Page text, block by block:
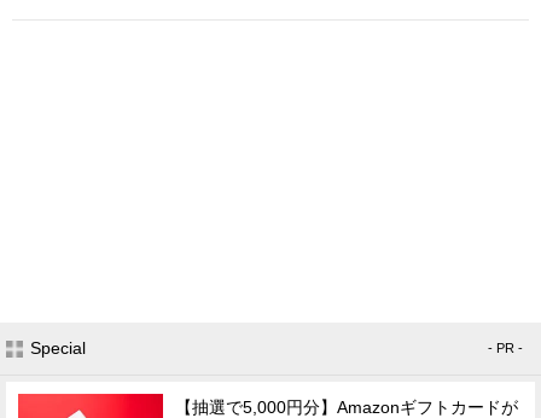
Special - PR -
【抽選で5,000円分】Amazonギフトカードが